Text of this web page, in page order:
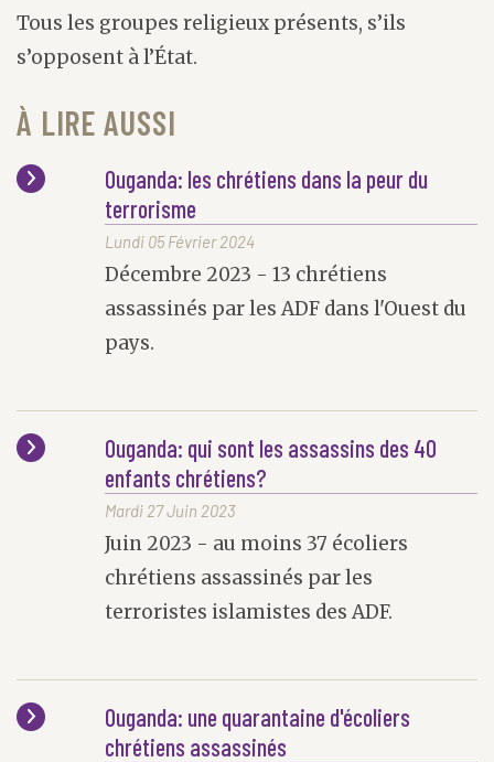
Tous les groupes religieux présents, s’ils
s’opposent à l’État.
À LIRE AUSSI
Ouganda: les chrétiens dans la peur du
terrorisme
Lundi 05 Février 2024
Décembre 2023 - 13 chrétiens
assassinés par les ADF dans l'Ouest du
pays.
Ouganda: qui sont les assassins des 40
enfants chrétiens?
Mardi 27 Juin 2023
Juin 2023 - au moins 37 écoliers
chrétiens assassinés par les
terroristes islamistes des ADF.
Ouganda: une quarantaine d'écoliers
chrétiens assassinés